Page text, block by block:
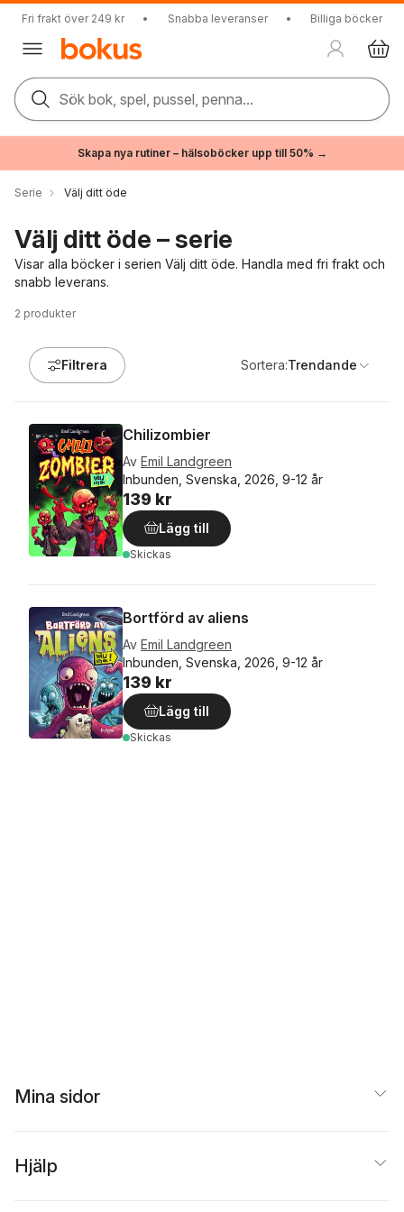
Fri frakt över 249 kr • Snabba leveranser • Billiga böcker
Sök bok, spel, pussel, penna...
Skapa nya rutiner – hälsoböcker upp till 50% →
Serie Välj ditt öde
Välj ditt öde – serie
Visar alla böcker i serien Välj ditt öde. Handla med fri frakt och
snabb leverans.
2 produkter
Filtrera Sortera:Trendande
Chilizombier
Av Emil Landgreen
Inbunden, Svenska, 2026, 9-12 år
139 kr
Lägg till
Skickas
Bortförd av aliens
Av Emil Landgreen
Inbunden, Svenska, 2026, 9-12 år
139 kr
Lägg till
Skickas
Mina sidor
Hjälp